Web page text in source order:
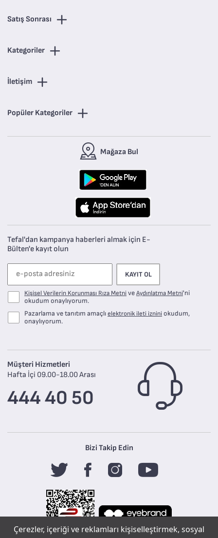
Çerezler, içeriği ve reklamları kişiselleştirmek, sosyal
Satış Sonrası
Kategoriler
İletişim
Popüler Kategoriler
Mağaza Bul
Tefal'dan kampanya haberleri almak için E-
Bülten'e kayıt olun
KAYIT OL
Kişisel Verilerin Korunması Rıza MetniveAydınlatma Metni'ni
okudum onaylıyorum.
Pazarlama ve tanıtım amaçlıelektronik ileti iznini okudum,
onaylıyorum.
Müşteri Hizmetleri
Hafta İçi 09.00-18.00 Arası
444 40 50
Bizi Takip Edin